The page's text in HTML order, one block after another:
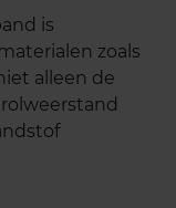
is
zoals
alleen de